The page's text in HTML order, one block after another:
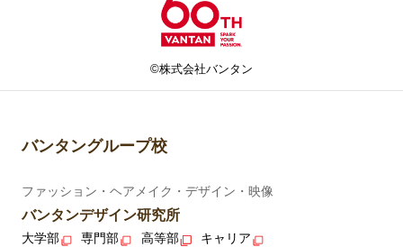
©株式会社バンタン
バンタングループ校
ファッション・ヘアメイク・デザイン・映像
バンタンデザイン研究所
大学部 専門部 高等部 キャリア